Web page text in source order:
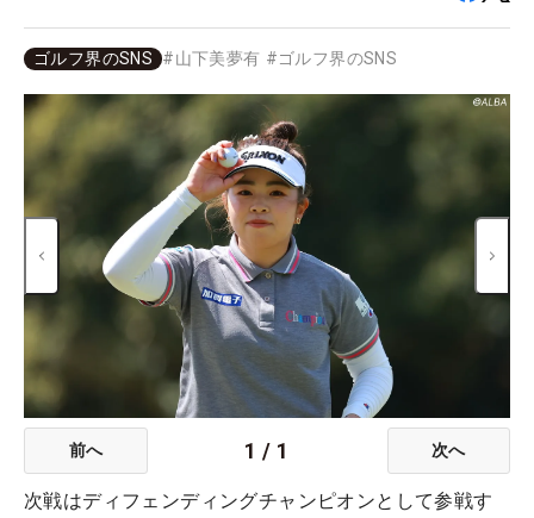
ゴルフ界のSNS #山下美夢有 #ゴルフ界のSNS
前へ 1 / 1 次へ
次戦はディフェンディングチャンピオンとして参戦す